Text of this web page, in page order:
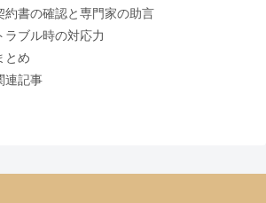
約書の確認と専門家の助言
ラブル時の対応力
とめ
連記事